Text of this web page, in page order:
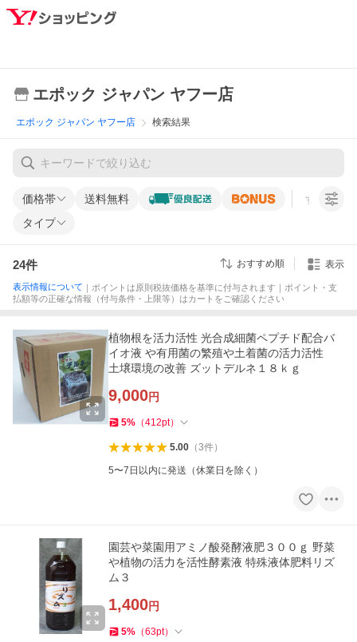
エポック ジャパン ヤフー店
エポック ジャパン ヤフー店 検索結果
価格帯 送料無料 すべての条
タイプ
24件 おすすめ順 表示
表示情報について ｜ポイントは原則税抜価格を基準に付与されます｜ポイント・支
払額等の正確な情報（付与条件・上限等）はカートをご確認ください
植物根を活力活性 光合成細菌ペプチド配合バ
イオ液 や有用菌の繁殖や土着菌の活力活性
土壌環境の改善 ズットデルネ１８ｋｇ
9,000円
5% （412pt）
5.00（3件）
5〜7日以内に発送（休業日を除く）
園芸や菜園用アミノ酸発酵液肥３００ｇ 野菜
や植物の活力を活性酵素液 特殊液体肥料リズ
ム３
1,400円
5% （63pt）